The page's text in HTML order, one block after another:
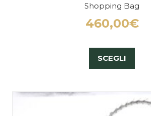
Shopping Bag
460,00€
SCEGLI